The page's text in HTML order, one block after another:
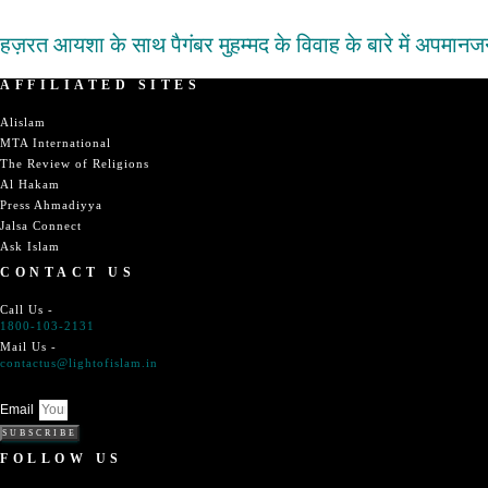
हज़रत आयशा के साथ पैगंबर मुहम्मद के विवाह के बारे में
AFFILIATED SITES
Alislam
MTA International
The Review of Religions
Al Hakam
Press Ahmadiyya
Jalsa Connect
Ask Islam
CONTACT US
Call Us -
1800-103-2131
Mail Us -
contactus@lightofislam.in
Email
SUBSCRIBE
FOLLOW US